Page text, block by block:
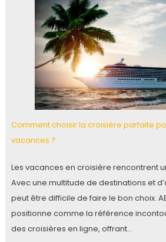
Comment choisir la croisière parfaite
vacances ?
Les vacances en croisière rencontrent
Avec une multitude de destinations et
peut être difficile de faire le bon choix.
positionne comme la référence
des croisières en ligne, offrant…